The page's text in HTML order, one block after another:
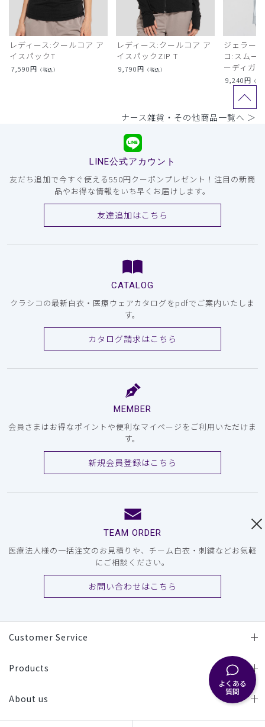
よくある
質問
レディース:クールコア ア
イスパックT
7,590円 （税込）
レディース:クールコア ア
イスパックZIP T
9,790円 （税込）
ジェラー
コ:スムー
ーディガン
9,240円 （税
ナース雑貨・その他商品一覧へ ＞
LINE公式アカウント
友だち追加で今すぐ使える550円クーポンプレゼント！注目の新商
品やお得な情報をいち早くお届けします。
友達追加はこちら
CATALOG
クラシコの最新白衣・医療ウェアカタログをpdfでご案内いたしま
す。
カタログ請求はこちら
MEMBER
会員さまはお得なポイントや便利なマイページをご利用いただけま
す。
新規会員登録はこちら
TEAM ORDER
医療法人様の一括注文のお見積りや、チーム白衣・刺繍などお気軽
にご相談ください。
お問い合わせはこちら
Customer Service
Products
About us